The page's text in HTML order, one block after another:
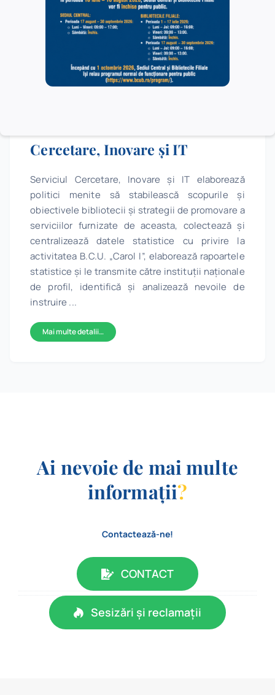
vederea susținerii procesului de învățământ și
cercetare.
Cercetare, Inovare și IT
Serviciul Cercetare, Inovare și IT elaborează
politici menite să stabilească scopurile și
obiectivele bibliotecii și strategii de promovare a
serviciilor furnizate de aceasta, colectează și
centralizează datele statistice cu privire la
activitatea B.C.U. „Carol I”, elaborează rapoartele
statistice și le transmite către instituții naționale
de profil, identifică și analizează nevoile de
instruire ...
Mai multe detalii…
Ai nevoie de mai multe
informații?
Contactează-ne!
CONTACT
Sesizări și reclamații